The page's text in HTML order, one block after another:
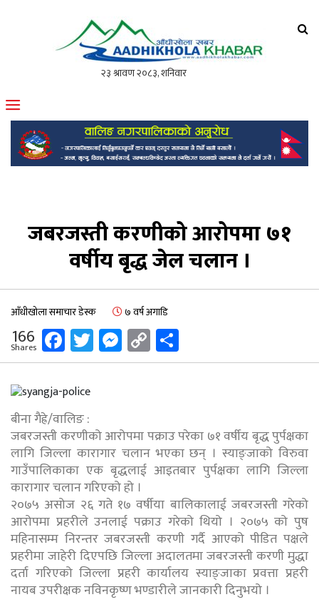
मोफसलकै लोकप्रिय अनलाइन पत्रिका
जबरजस्ती करणीको आरोपमा ७१
वर्षीय बृद्ध जेल चलान ।
आँधीखोला समाचार डेस्क ७ वर्ष अगाडि
166
Shares Facebook
Twitter
Messenger
Copy
Link
बीना गैह्रे/वालिङ :
जबरजस्ती करणीको आरोपमा पक्राउ परेका ७१ वर्षीय बृद्ध पुर्पक्षका
लागि जिल्ला कारागार चलान भएका छन् । स्याङ्जाको विरुवा
गाउँपालिकाका एक बृद्धलाई आइतबार पुर्पक्षका लागि जिल्ला
कारागार चलान गरिएको हो ।
२०७५ असोज २६ गते १७ वर्षीया बालिकालाई जबरजस्ती गरेको
आरोपमा प्रहरीले उनलाई पक्राउ गरेको थियो । २०७५ को पुष
महिनासम्म निरन्तर जबरजस्ती करणी गर्दै आएको पीडित पक्षले
प्रहरीमा जाहेरी दिएपछि जिल्ला अदालतमा जबरजस्ती करणी मुद्धा
दर्ता गरिएको जिल्ला प्रहरी कार्यालय स्याङ्जाका प्रवत्ता प्रहरी
नायब उपरीक्षक नविनकृष्ण भण्डारीले जानकारी दिनुभयो ।